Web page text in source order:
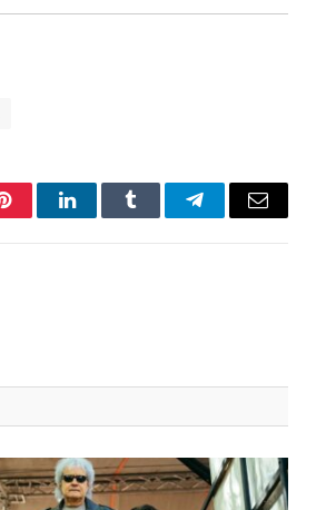
PinterestLinkedInTumblr TelegramEmail